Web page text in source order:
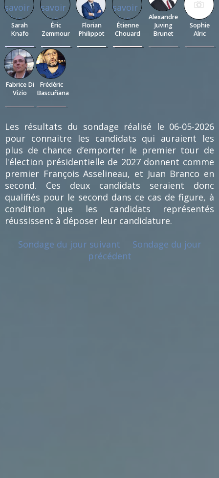
Sarah
Knafo
0.58
%
(2)
Éric
Zemmour
0.58
%
(2)
Florian
Philippot
0.58
Étienne
Chouard
0.58
Alexandre
Juving
Brunet
0.29
Sophie
Alric
0.29
Fabrice Di
Vizio
0.29
Frédéric
Bascuñana
0.29
Les résultats du sondage réalisé le 06-05-2026
pour connaitre les candidats qui auraient les
plus de chance d’emporter le premier tour de
l'élection présidentielle de 2027 donnent comme
premier François Asselineau, et Juan Branco en
second. Ces deux candidats seraient donc
qualifiés pour le second dans ce cas de figure, à
condition que les candidats représentés
réussissent à déposer leur candidature.
Sondage du jour suivant
Sondage du jour
précédent